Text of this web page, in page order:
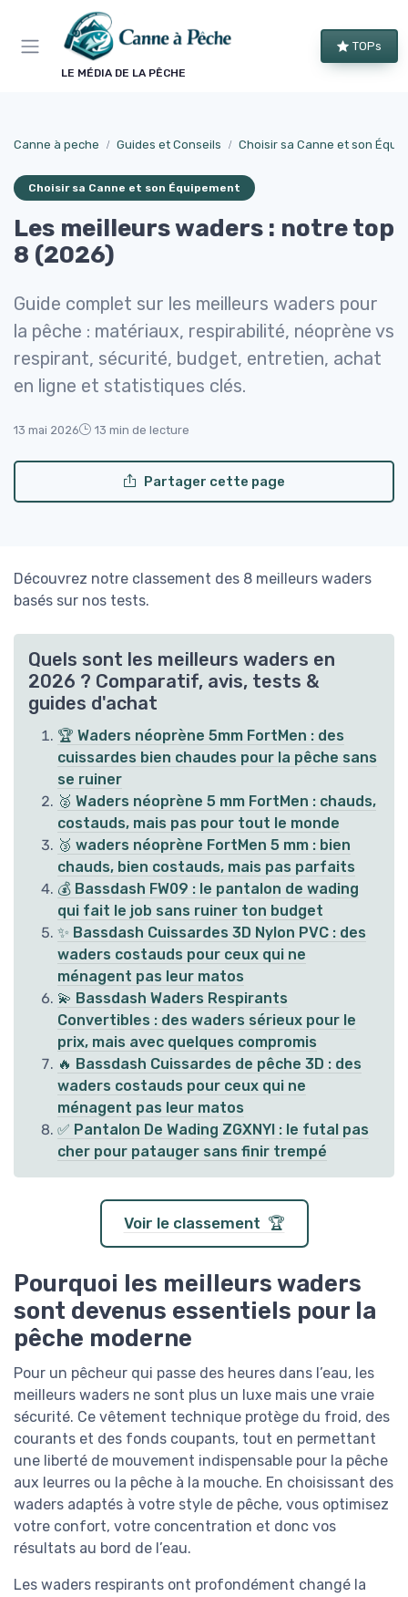
LE MÉDIA DE LA PÊCHE
TOPs
Canne à peche Guides et Conseils Choisir sa Canne et son
Choisir sa Canne et son Équipement
Les meilleurs waders : notre top
8 (2026)
Guide complet sur les meilleurs waders pour
la pêche : matériaux, respirabilité, néoprène vs
respirant, sécurité, budget, entretien, achat
en ligne et statistiques clés.
13 mai 2026 13 min de lecture
Partager cette page
Découvrez notre classement des 8 meilleurs waders
basés sur nos tests.
Quels sont les meilleurs waders en
2026 ? Comparatif, avis, tests &
guides d'achat
🏆 Waders néoprène 5mm FortMen : des
cuissardes bien chaudes pour la pêche sans
se ruiner
🥈 Waders néoprène 5 mm FortMen : chauds,
costauds, mais pas pour tout le monde
🥉 waders néoprène FortMen 5 mm : bien
chauds, bien costauds, mais pas parfaits
💰 Bassdash FW09 : le pantalon de wading
qui fait le job sans ruiner ton budget
✨ Bassdash Cuissardes 3D Nylon PVC : des
waders costauds pour ceux qui ne
ménagent pas leur matos
💫 Bassdash Waders Respirants
Convertibles : des waders sérieux pour le
prix, mais avec quelques compromis
🔥 Bassdash Cuissardes de pêche 3D : des
waders costauds pour ceux qui ne
ménagent pas leur matos
✅ Pantalon De Wading ZGXNYI : le futal pas
cher pour patauger sans finir trempé
Voir le classement 🏆
Pourquoi les meilleurs waders
sont devenus essentiels pour la
pêche moderne
Pour un pêcheur qui passe des heures dans l’eau, les
meilleurs waders ne sont plus un luxe mais une vraie
sécurité. Ce vêtement technique protège du froid, des
courants et des fonds coupants, tout en permettant
une liberté de mouvement indispensable pour la pêche
aux leurres ou la pêche à la mouche. En choisissant des
waders adaptés à votre style de pêche, vous optimisez
votre confort, votre concentration et donc vos
résultats au bord de l’eau.
Les waders respirants ont profondément changé la
Panneau de gestion des cookies